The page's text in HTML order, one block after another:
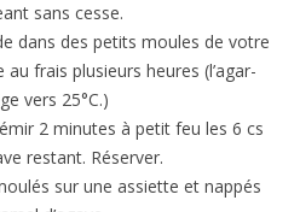
sans cesse.
dans des petits moules de votre
frais plusieurs heures (l’agar-
vers 25°C.)
2 minutes à petit feu les 6 cs
restant. Réserver.
sur une assiette et nappés